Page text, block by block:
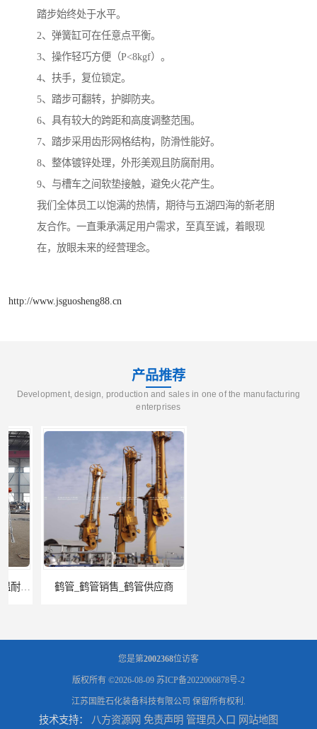
踏步始终处于水平。
2、弹簧缸可在任意点平衡。
3、操作轻巧方便（P<8kgf）。
4、扶手，复位锁定。
5、踏步可翻转，护脚防夹。
6、具有较大的跨距和高度调整范围。
7、踏步采用齿形网格结构，防滑性能好。
8、整体镀锌处理，外形美观且防腐耐用。
9、与槽车之间软垫接触，避免火花产生。
我们全体员工以饱满的热情，期待与五湖四海的新老朋
友合作。一直秉承满足用户需求，至真至诚，着眼现
在，放眼未来的经营理念。
http://www.jsguosheng88.cn
产品推荐
Development, design, production and sales in one of the manufacturing
enterprises
鹤管_鹤管销售_鹤管供应商
您是第2002368位访客
版权所有 ©2026-08-09 苏ICP备2022006878号-2
江苏国胜石化装备科技有限公司 保留所有权利.
技术支持： 八方资源网 免责声明 管理员入口 网站地图